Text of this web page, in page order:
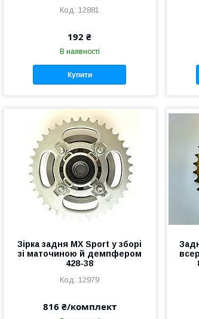
12881
192 ₴
В наявності
Купити
Зірка задня MX Sport у зборі
зі маточиною й демпфером
428-38
12979
816 ₴/комплект